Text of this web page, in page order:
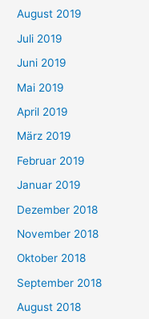
August 2019
Juli 2019
Juni 2019
Mai 2019
April 2019
März 2019
Februar 2019
Januar 2019
Dezember 2018
November 2018
Oktober 2018
September 2018
August 2018